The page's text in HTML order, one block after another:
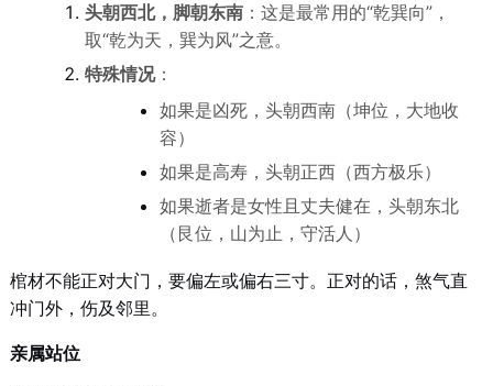
头朝西北，脚朝东南：这是最常用的“乾巽向”，
取“乾为天，巽为风”之意。
特殊情况：
如果是凶死，头朝西南（坤位，大地收
容）
如果是高寿，头朝正西（西方极乐）
如果逝者是女性且丈夫健在，头朝东北
（艮位，山为止，守活人）
棺材不能正对大门，要偏左或偏右三寸。正对的话，煞气直
冲门外，伤及邻里。
亲属站位